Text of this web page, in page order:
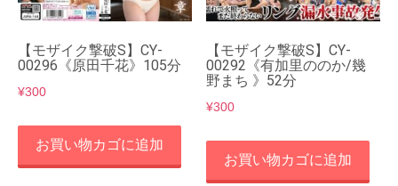
【モザイク撃破S】CY-
00296《原田千花》105分
¥300
お買い物カゴに追加
【モザイク撃破S】CY-
00292《有加里ののか/幾
野まち 》52分
¥300
お買い物カゴに追加